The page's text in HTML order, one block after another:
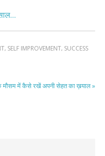
, SELF IMPROVEMENT, SUCCESS
मौसम में कैसे रखें अपनी सेहत का ख़याल »